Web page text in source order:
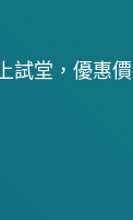
試堂，優惠價